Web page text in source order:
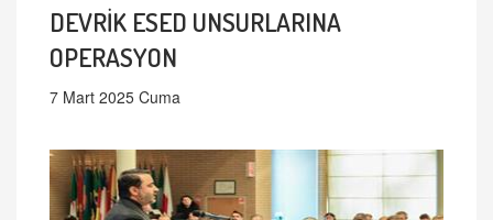
DEVRİK ESED UNSURLARINA
OPERASYON
7 Mart 2025 Cuma